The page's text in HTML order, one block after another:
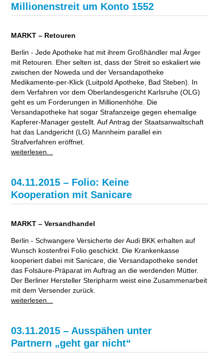
Millionenstreit um Konto 1552
MARKT – Retouren
Berlin - Jede Apotheke hat mit ihrem Großhändler mal Ärger
mit Retouren. Eher selten ist, dass der Streit so eskaliert wie
zwischen der Noweda und der Versandapotheke
Medikamente-per-Klick (Luitpold Apotheke, Bad Steben). In
dem Verfahren vor dem Oberlandesgericht Karlsruhe (OLG)
geht es um Forderungen in Millionenhöhe. Die
Versandapotheke hat sogar Strafanzeige gegen ehemalige
Kapferer-Manager gestellt. Auf Antrag der Staatsanwaltschaft
hat das Landgericht (LG) Mannheim parallel ein
Strafverfahren eröffnet.
weiterlesen...
04.11.2015 – Folio: Keine
Kooperation mit Sanicare
MARKT – Versandhandel
Berlin - Schwangere Versicherte der Audi BKK erhalten auf
Wunsch kostenfrei Folio geschickt. Die Krankenkasse
kooperiert dabei mit Sanicare, die Versandapotheke sendet
das Folsäure-Präparat im Auftrag an die werdenden Mütter.
Der Berliner Hersteller Steripharm weist eine Zusammenarbeit
mit dem Versender zurück.
weiterlesen...
03.11.2015 – Ausspähen unter
Partnern „geht gar nicht“